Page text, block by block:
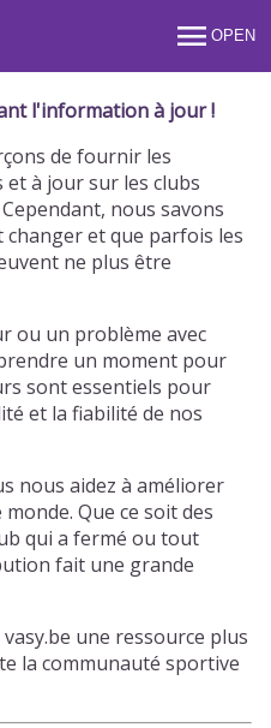
OPEN
l'information à jour !
de fournir les
à jour sur les clubs
nous savons
changer et que parfois les
ne plus être
ou un problème avec
un moment pour
sont essentiels pour
et la fiabilité de nos
nous aidez à améliorer
Que ce soit des
qui a fermé ou tout
fait une grande
une ressource plus
la communauté sportive